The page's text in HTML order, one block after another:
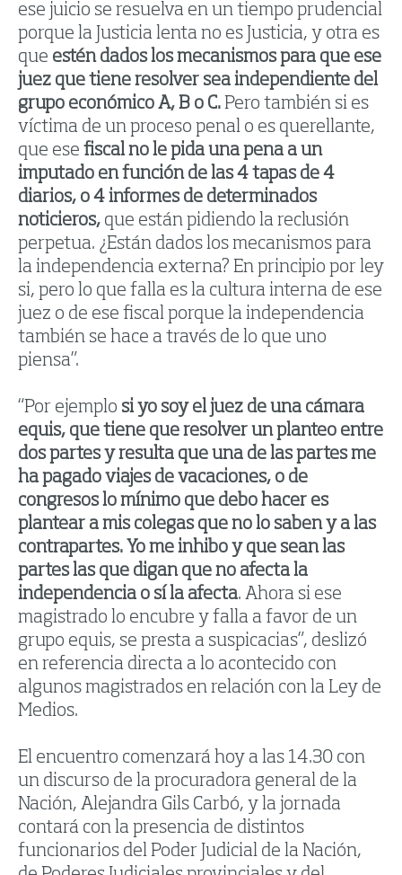
ese juicio se resuelva en un tiempo prudencial
porque la Justicia lenta no es Justicia, y otra es
que estén dados los mecanismos para que ese
juez que tiene resolver sea independiente del
grupo económico A, B o C. Pero también si es
víctima de un proceso penal o es querellante,
que ese fiscal no le pida una pena a un
imputado en función de las 4 tapas de 4
diarios, o 4 informes de determinados
noticieros, que están pidiendo la reclusión
perpetua. ¿Están dados los mecanismos para
la independencia externa? En principio por ley
si, pero lo que falla es la cultura interna de ese
juez o de ese fiscal porque la independencia
también se hace a través de lo que uno
piensa”.
“Por ejemplo si yo soy el juez de una cámara
equis, que tiene que resolver un planteo entre
dos partes y resulta que una de las partes me
ha pagado viajes de vacaciones, o de
congresos lo mínimo que debo hacer es
plantear a mis colegas que no lo saben y a las
contrapartes. Yo me inhibo y que sean las
partes las que digan que no afecta la
independencia o sí la afecta. Ahora si ese
magistrado lo encubre y falla a favor de un
grupo equis, se presta a suspicacias”, deslizó
en referencia directa a lo acontecido con
algunos magistrados en relación con la Ley de
Medios.
El encuentro comenzará hoy a las 14.30 con
un discurso de la procuradora general de la
Nación, Alejandra Gils Carbó, y la jornada
contará con la presencia de distintos
funcionarios del Poder Judicial de la Nación,